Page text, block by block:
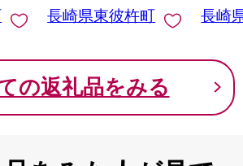
長崎県東彼杵町
長崎
の返礼品をみる